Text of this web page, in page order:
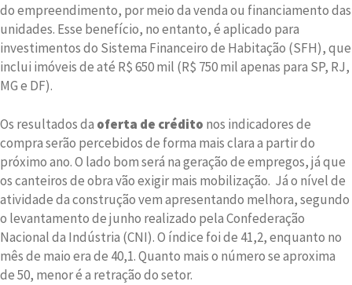
do empreendimento, por meio da venda ou financiamento das
unidades. Esse benefício, no entanto, é aplicado para
investimentos do Sistema Financeiro de Habitação (SFH), que
inclui imóveis de até R$ 650 mil (R$ 750 mil apenas para SP, RJ,
MG e DF).
Os resultados da oferta de crédito nos indicadores de
compra serão percebidos de forma mais clara a partir do
próximo ano. O lado bom será na geração de empregos, já que
os canteiros de obra vão exigir mais mobilização. Já o nível de
atividade da construção vem apresentando melhora, segundo
o levantamento de junho realizado pela Confederação
Nacional da Indústria (CNI). O índice foi de 41,2, enquanto no
mês de maio era de 40,1. Quanto mais o número se aproxima
de 50, menor é a retração do setor.